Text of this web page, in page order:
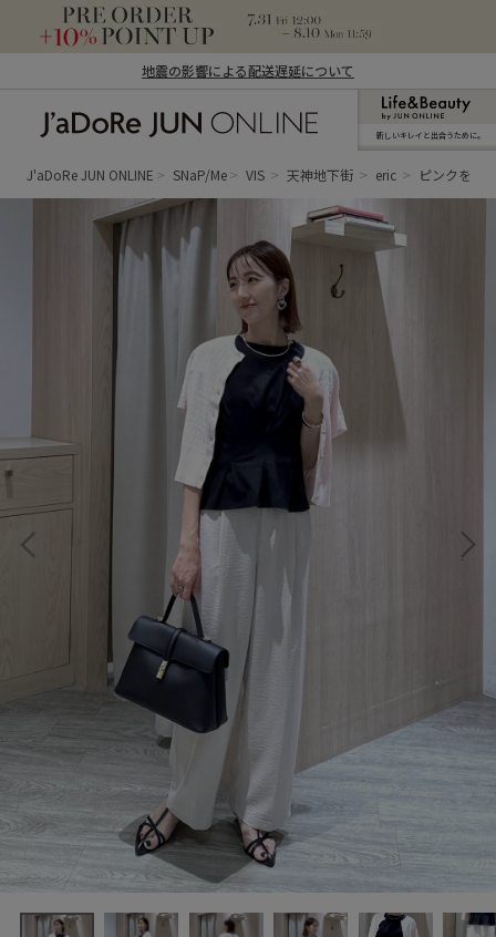
地震の影響による配送遅延について
ン オンライン）
新しいキレイと出合うために。
J'aDoRe JUN ONLINE SNaP/Me VIS 天神地下街 eric ピンクを差